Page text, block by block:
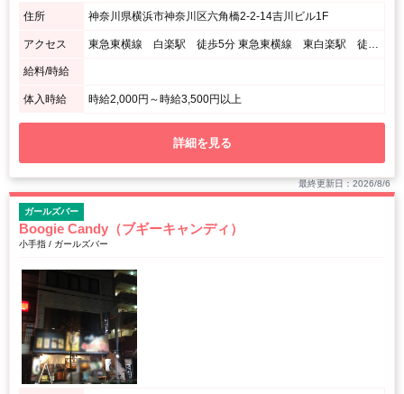
住所 神奈川県横浜市神奈川区六角橋2-2-14吉川ビル1F
アクセス 東急東横線 白楽駅 徒歩5分 東急東横線 東白楽駅 徒歩10分 ブルーライン 岸根公園駅 徒歩15分
給料/時給
体入時給 時給2,000円～時給3,500円以上
詳細を見る
最終更新日：2026/8/6
ガールズバー
Boogie Candy（ブギーキャンディ）
小手指 / ガールズバー